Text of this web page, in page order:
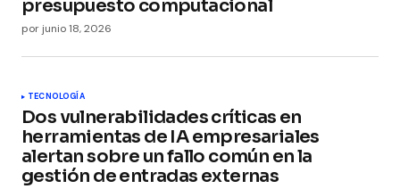
presupuesto computacional
por junio 18, 2026
TECNOLOGÍA
Dos vulnerabilidades críticas en
herramientas de IA empresariales
alertan sobre un fallo común en la
gestión de entradas externas